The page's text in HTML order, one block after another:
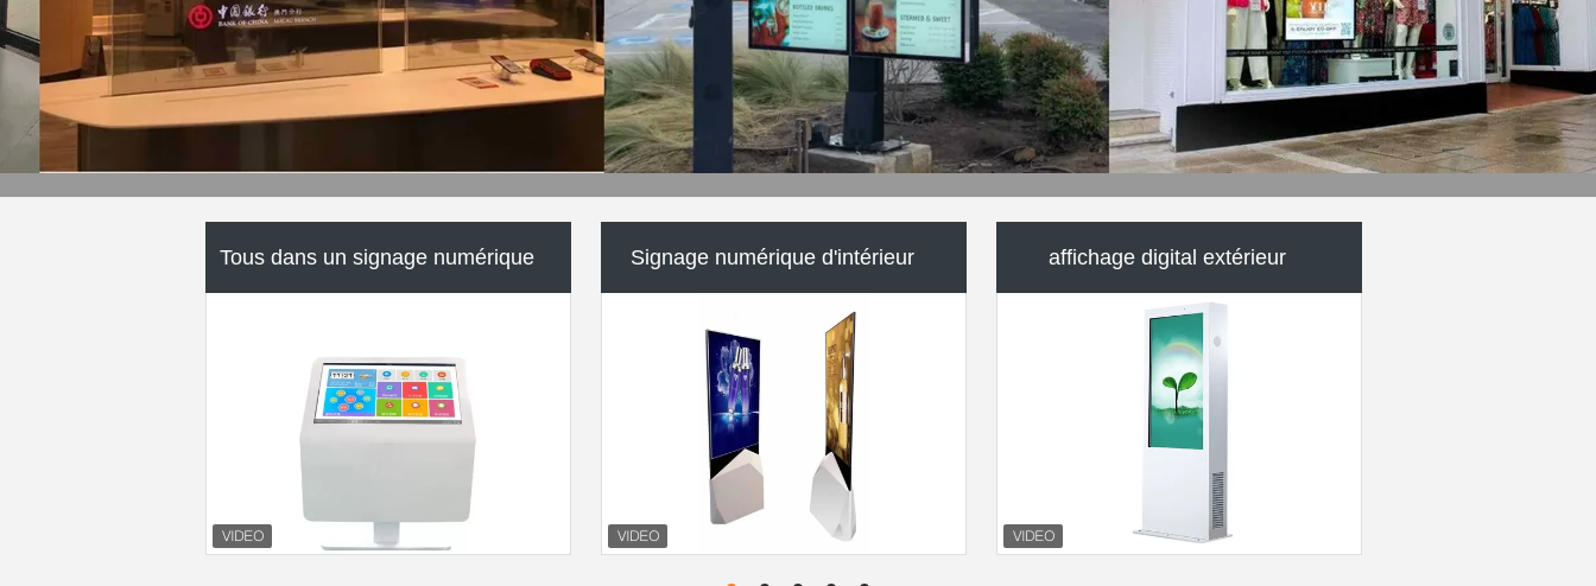
signage numérique debout libre Signage fixé au mur de Digital
Kiosque d'écran tactile d'affichage à
cristaux liquides